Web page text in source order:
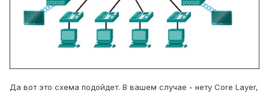
Да вот это схема подойдет. В вашем случае - нету Core Layer,